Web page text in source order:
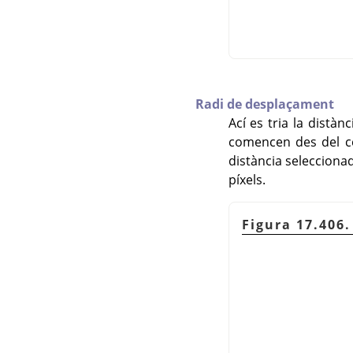
Radi de desplaçament
Ací es tria la
comencen des del
distància
píxels.
Figura